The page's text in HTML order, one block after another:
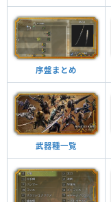
序盤まとめ
武器種一覧